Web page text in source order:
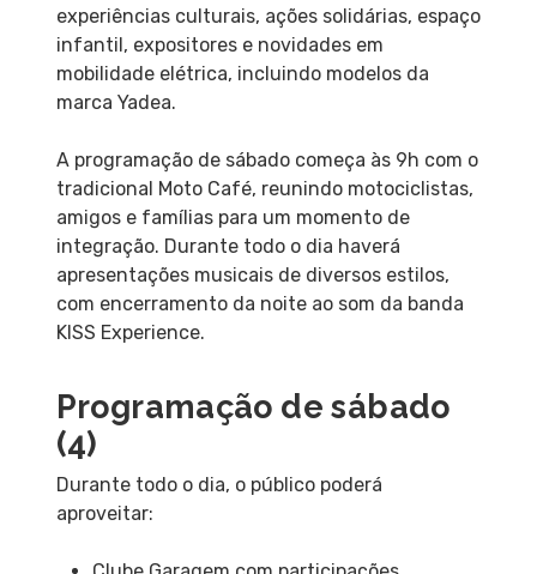
experiências culturais, ações solidárias, espaço
infantil, expositores e novidades em
mobilidade elétrica, incluindo modelos da
marca Yadea.
A programação de sábado começa às 9h com o
tradicional Moto Café, reunindo motociclistas,
amigos e famílias para um momento de
integração. Durante todo o dia haverá
apresentações musicais de diversos estilos,
com encerramento da noite ao som da banda
KISS Experience.
Programação de sábado
(4)
Durante todo o dia, o público poderá
aproveitar: